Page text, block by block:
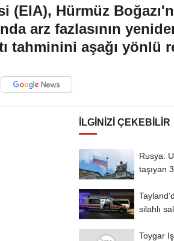
Hürmüz
arz fazlasının
tahminini aşağı yönlü
İLGINIZI ÇEKEBILIR
Rusya:
taşıyan
silahlı
Toygar